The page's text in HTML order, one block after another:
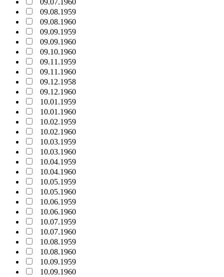
09.07.1960
09.08.1959
09.08.1960
09.09.1959
09.09.1960
09.10.1960
09.11.1959
09.11.1960
09.12.1958
09.12.1960
10.01.1959
10.01.1960
10.02.1959
10.02.1960
10.03.1959
10.03.1960
10.04.1959
10.04.1960
10.05.1959
10.05.1960
10.06.1959
10.06.1960
10.07.1959
10.07.1960
10.08.1959
10.08.1960
10.09.1959
10.09.1960